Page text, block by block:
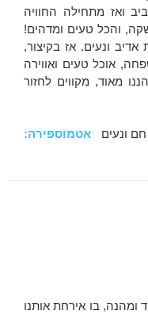
ואז מתחילה החוויה
והכל טעים ומדהים!
אדיב ונעים. אז בקיצור,
אוכל טעים ואווירה
מאוד, מקווים לחזור
חם ונעים אטמוספירה:
ומהנה, בו אירחת אותנו